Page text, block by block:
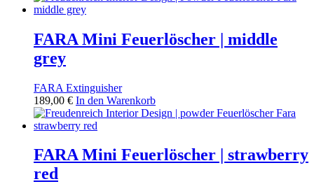
FARA Mini Feuerlöscher | middle
grey
FARA Extinguisher
189,00 € In den Warenkorb
FARA Mini Feuerlöscher | strawberry
red